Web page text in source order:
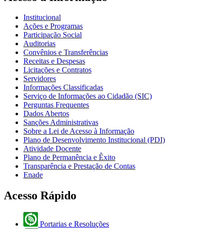
Institucional
Ações e Programas
Participação Social
Auditorias
Convênios e Transferências
Receitas e Despesas
Licitações e Contratos
Servidores
Informações Classificadas
Serviço de Informações ao Cidadão (SIC)
Perguntas Frequentes
Dados Abertos
Sanções Administrativas
Sobre a Lei de Acesso à Informação
Plano de Desenvolvimento Institucional (PDI)
Atividade Docente
Plano de Permanência e Êxito
Transparência e Prestação de Contas
Enade
Acesso Rápido
Portarias e Resoluções